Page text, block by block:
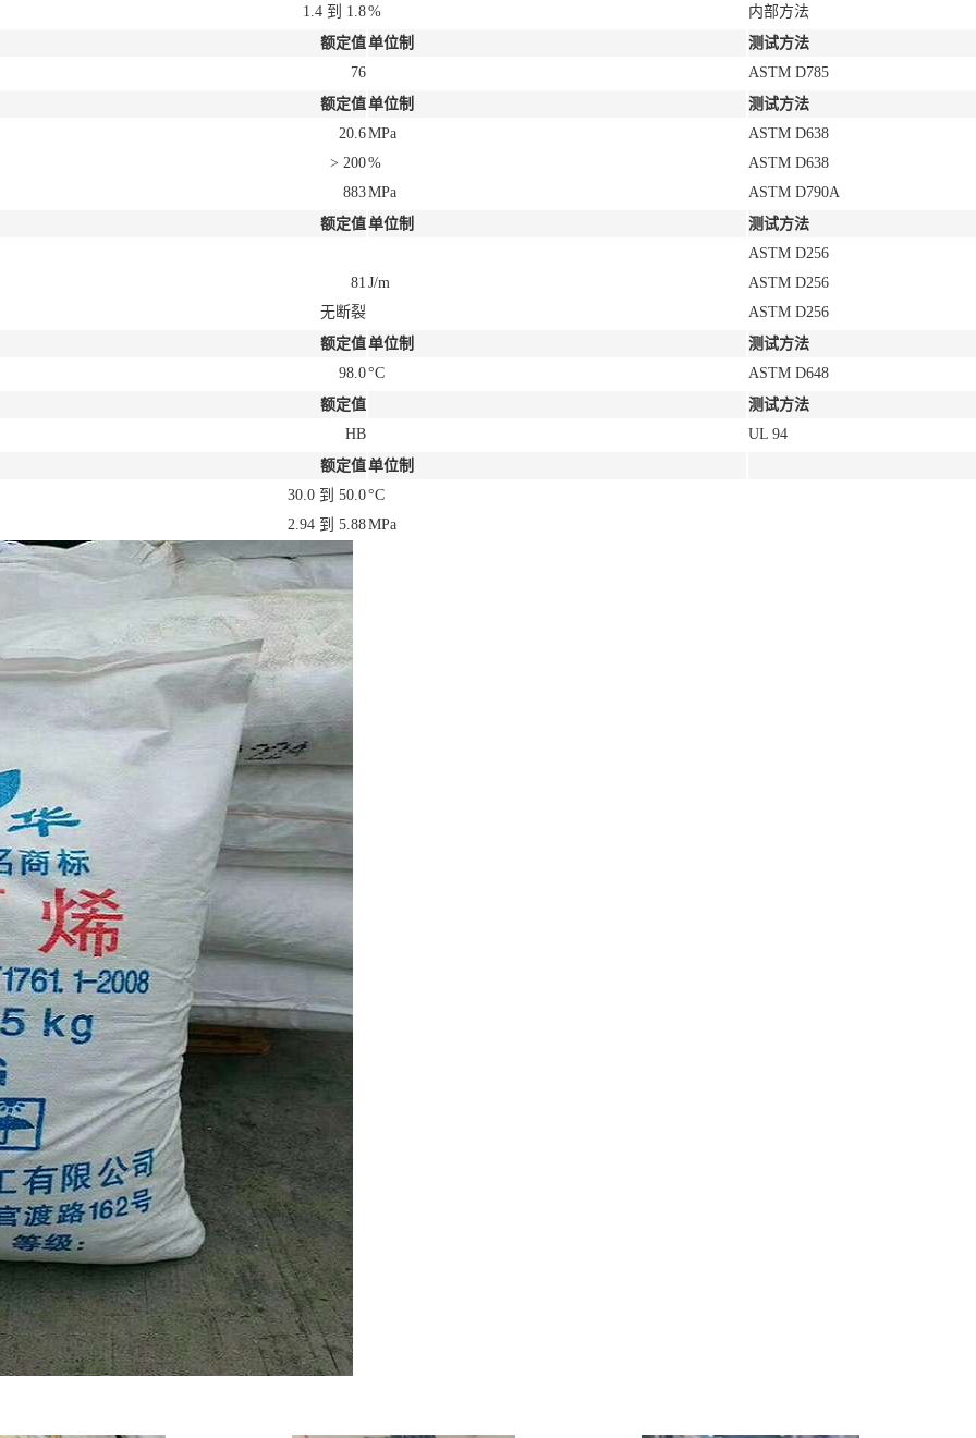
1.4 到 1.8%
内部方法
额定值单位制
测试方法
76
ASTM D785
额定值单位制
测试方法
20.6MPa
ASTM D638
> 200%
ASTM D638
883MPa
ASTM D790A
额定值单位制
测试方法
ASTM D256
81 J/m
ASTM D256
无断裂
ASTM D256
额定值单位制
测试方法
98.0°C
ASTM D648
额定值
测试方法
HB
UL 94
额定值单位制
30.0 到 50.0°C
2.94 到 5.88MPa